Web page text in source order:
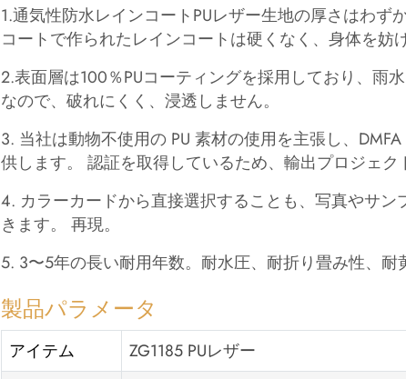
1.通気性防水レインコートPUレザー生地の厚さはわ
コートで作られたレインコートは硬くなく、身体を妨
2.表面層は100％PUコーティングを採用しており、雨
なので、破れにくく、浸透しません。
3. 当社は動物不使用の PU 素材の使用を主張し、
供します。 認証を取得しているため、輸出プロジェ
4. カラーカードから直接選択することも、写真やサ
きます。 再現。
5. 3〜5年の長い耐用年数。耐水圧、耐折り畳み性、耐
製品パラメータ
アイテム
ZG1185 PUレザー